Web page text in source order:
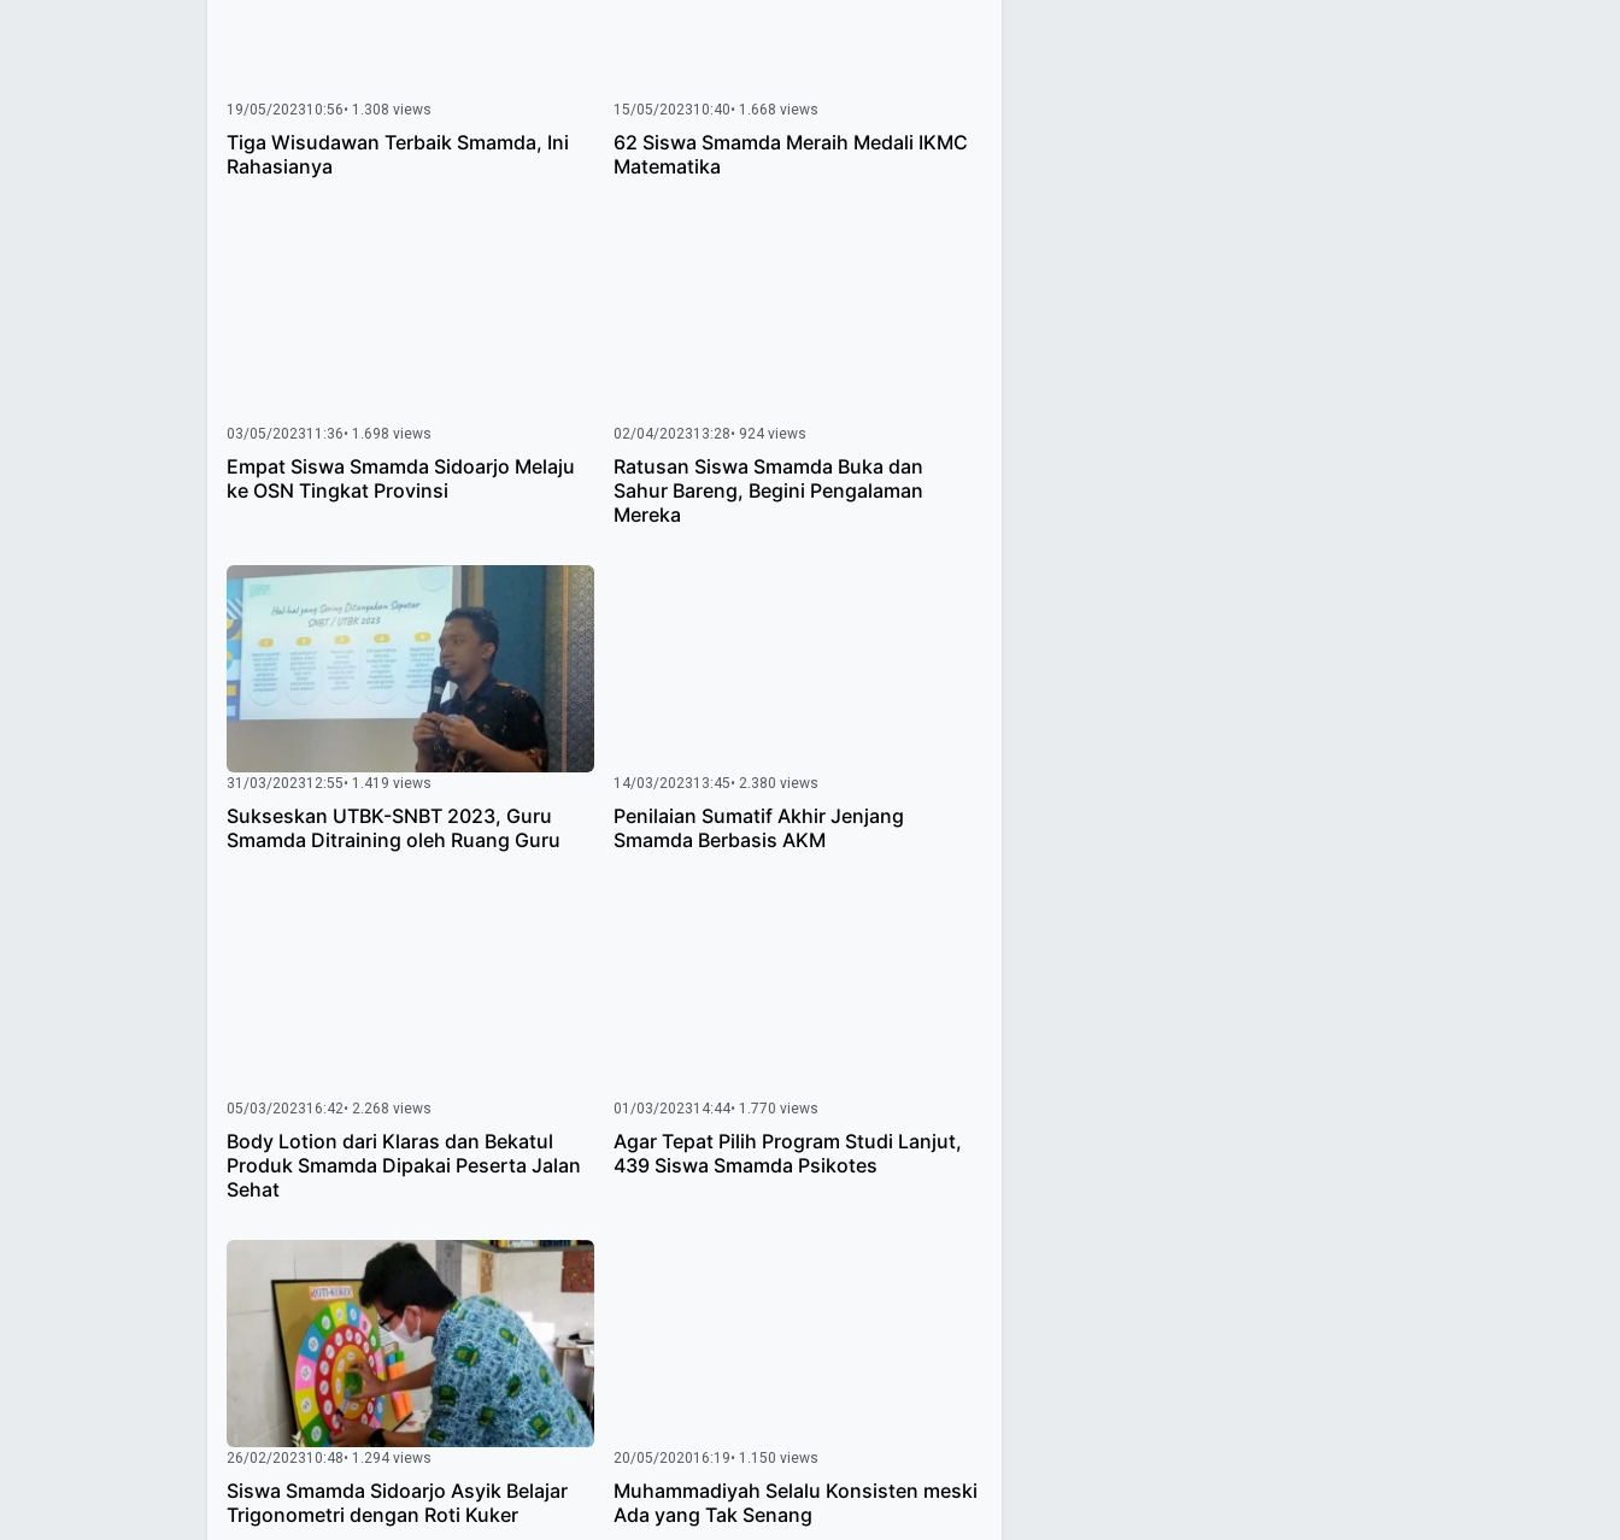
19/05/202310:56• 1.308 views
Tiga Wisudawan Terbaik Smamda, Ini
Rahasianya
15/05/202310:40• 1.668 views
62 Siswa Smamda Meraih Medali IKMC
Matematika
03/05/202311:36• 1.698 views
Empat Siswa Smamda Sidoarjo Melaju
ke OSN Tingkat Provinsi
02/04/202313:28• 924 views
Ratusan Siswa Smamda Buka dan
Sahur Bareng, Begini Pengalaman
Mereka
31/03/202312:55• 1.419 views
Sukseskan UTBK-SNBT 2023, Guru
Smamda Ditraining oleh Ruang Guru
14/03/202313:45• 2.380 views
Penilaian Sumatif Akhir Jenjang
Smamda Berbasis AKM
05/03/202316:42• 2.268 views
Body Lotion dari Klaras dan Bekatul
Produk Smamda Dipakai Peserta Jalan
Sehat
01/03/202314:44• 1.770 views
Agar Tepat Pilih Program Studi Lanjut,
439 Siswa Smamda Psikotes
26/02/202310:48• 1.294 views
Siswa Smamda Sidoarjo Asyik Belajar
Trigonometri dengan Roti Kuker
20/05/202016:19• 1.150 views
Muhammadiyah Selalu Konsisten meski
Ada yang Tak Senang